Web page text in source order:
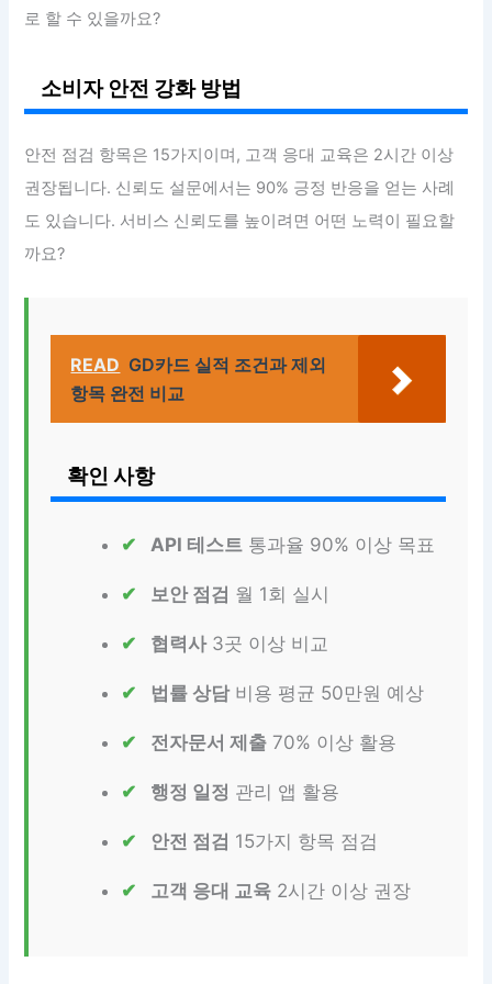
로 할 수 있을까요?
소비자 안전 강화 방법
안전 점검 항목은 15가지이며, 고객 응대 교육은 2시간 이상
권장됩니다. 신뢰도 설문에서는 90% 긍정 반응을 얻는 사례
도 있습니다. 서비스 신뢰도를 높이려면 어떤 노력이 필요할
까요?
READ GD카드 실적 조건과 제외
항목 완전 비교
확인 사항
API 테스트 통과율 90% 이상 목표
보안 점검 월 1회 실시
협력사3곳 이상 비교
법률 상담비용 평균 50만원 예상
전자문서 제출 70% 이상 활용
행정 일정 관리 앱 활용
안전 점검 15가지 항목 점검
고객 응대 교육 2시간 이상 권장